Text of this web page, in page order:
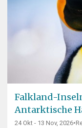
Falkland-
Antarktische
24 Okt - 13 Nov, 2026•